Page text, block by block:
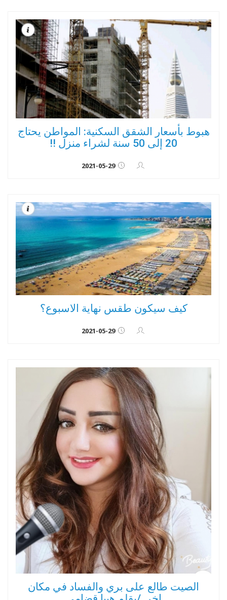
هبوط بأسعار الشقق السكنية: المواطن يحتاج
20 إلى 50 سنة لشراء منزل !!
2021-05-29
كيف سيكون طقس نهاية الاسبوع؟
2021-05-29
الصيت طالع على بري والفساد في مكان